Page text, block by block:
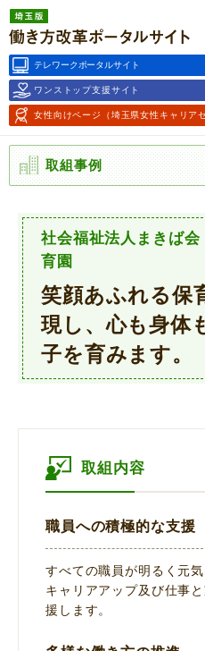
埼玉版働き方改革ポータルサ
イト
テレワークポータルサイト
ワンストップ支援サイト
女性向けページ （埼玉県女性キャリア
取組事例
社会福祉法人まきば
育園
笑顔あふれる保
現し、心も身体
子を育みます。
取組内容
職員への積極的な支援
すべての職員が明るく元
キャリアアップ及び仕事
援します。